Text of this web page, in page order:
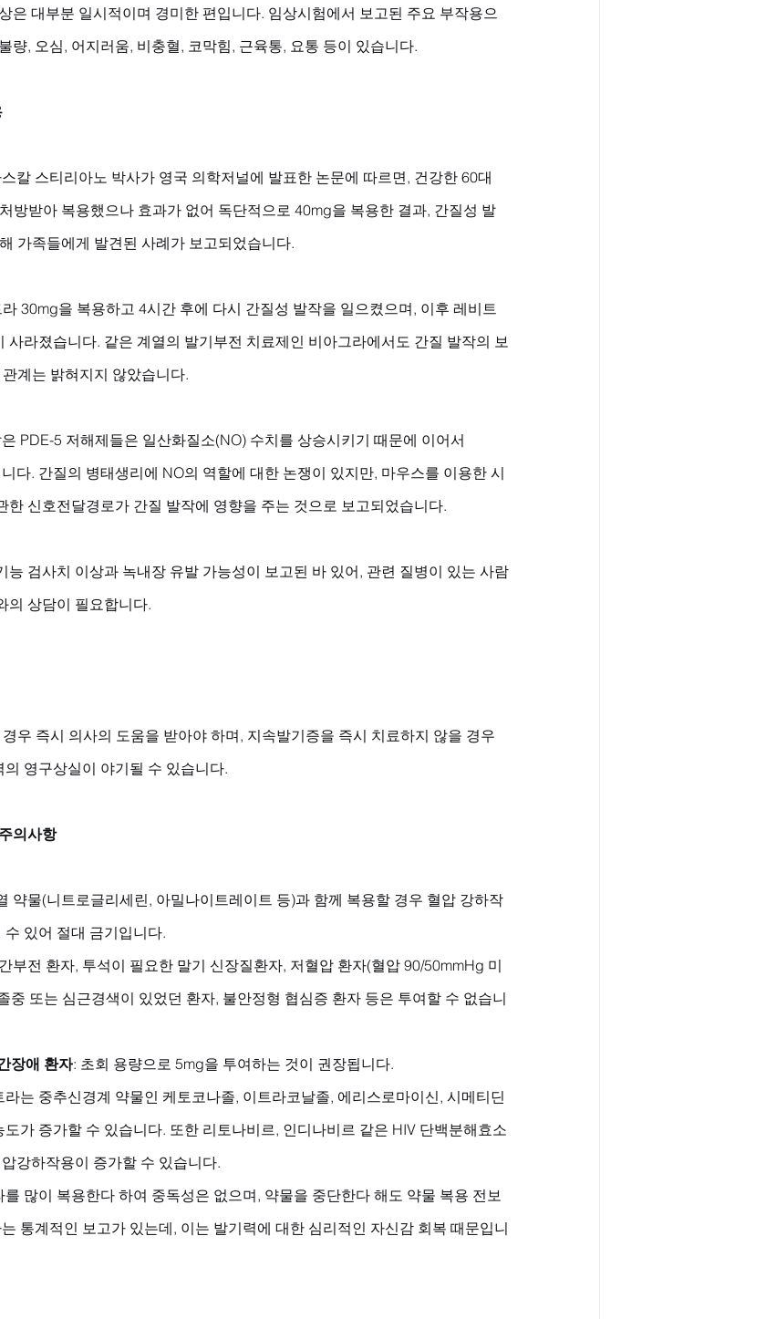
은 대부분 일시적이며 경미한 편입니다. 임상시험에서 보고된 주요 부작용으
량, 오심, 어지러움, 비충혈, 코막힘, 근육통, 요통 등이 있습니다.
칼 스티리아노 박사가 영국 의학저널에 발표한 논문에 따르면, 건강한 60대
방받아 복용했으나 효과가 없어 독단적으로 40mg을 복용한 결과, 간질성 발
가족들에게 발견된 사례가 보고되었습니다.
30mg을 복용하고 4시간 후에 다시 간질성 발작을 일으켰으며, 이후 레비트
사라졌습니다. 같은 계열의 발기부전 치료제인 비아그라에서도 간질 발작의 보
계는 밝혀지지 않았습니다.
PDE-5 저해제들은 일산화질소(NO) 수치를 상승시키기 때문에 이어서
다. 간질의 병태생리에 NO의 역할에 대한 논쟁이 있지만, 마우스를 이용한 시
한 신호전달경로가 간질 발작에 영향을 주는 것으로 보고되었습니다.
능 검사치 이상과 녹내장 유발 가능성이 보고된 바 있어, 관련 질병이 있는 사람
의 상담이 필요합니다.
우 즉시 의사의 도움을 받아야 하며, 지속발기증을 즉시 치료하지 않을 경우
영구상실이 야기될 수 있습니다.
의사항
약물(니트로글리세린, 아밀나이트레이트 등)과 함께 복용할 경우 혈압 강하작
있어 절대 금기입니다.
부전 환자, 투석이 필요한 말기 신장질환자, 저혈압 환자(혈압 90/50mmHg 미
중 또는 심근경색이 있었던 환자, 불안정형 협심증 환자 등은 투여할 수 없습니
장애 환자: 초회 용량으로 5mg을 투여하는 것이 권장됩니다.
라는 중추신경계 약물인 케토코나졸, 이트라코날졸, 에리스로마이신, 시메티딘
가 증가할 수 있습니다. 또한 리토나비르, 인디나비르 같은 HIV 단백분해효소
강하작용이 증가할 수 있습니다.
를 많이 복용한다 하여 중독성은 없으며, 약물을 중단한다 해도 약물 복용 전보
통계적인 보고가 있는데, 이는 발기력에 대한 심리적인 자신감 회복 때문입니